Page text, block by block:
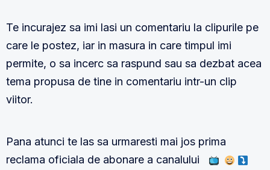
Te incurajez sa imi lasi un comentariu la clipurile pe
care le postez, iar in masura in care timpul imi
permite, o sa incerc sa raspund sau sa dezbat acea
tema propusa de tine in comentariu intr-un clip
viitor.
Pana atunci te las sa urmaresti mai jos prima
reclama oficiala de abonare a canalului